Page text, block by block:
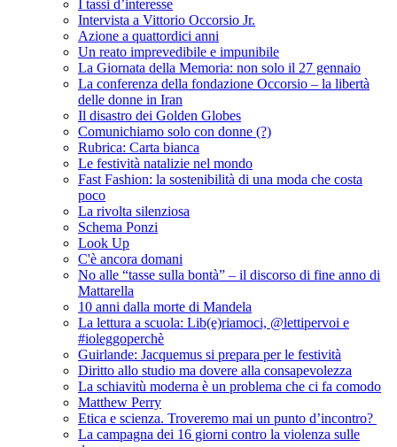
I tassi d’interesse
Intervista a Vittorio Occorsio Jr.
Azione a quattordici anni
Un reato imprevedibile e impunibile
La Giornata della Memoria: non solo il 27 gennaio
La conferenza della fondazione Occorsio – la libertà
delle donne in Iran
Il disastro dei Golden Globes
Comunichiamo solo con donne (?)
Rubrica: Carta bianca
Le festività natalizie nel mondo
Fast Fashion: la sostenibilità di una moda che costa
poco
La rivolta silenziosa
Schema Ponzi
Look Up
C'è ancora domani
No alle “tasse sulla bontà” – il discorso di fine anno di
Mattarella
10 anni dalla morte di Mandela
La lettura a scuola: Lib(e)riamoci, @lettipervoi e
#ioleggoperchè
Guirlande: Jacquemus si prepara per le festività
Diritto allo studio ma dovere alla consapevolezza
La schiavitù moderna è un problema che ci fa comodo
Matthew Perry
Etica e scienza. Troveremo mai un punto d’incontro?
La campagna dei 16 giorni contro la violenza sulle